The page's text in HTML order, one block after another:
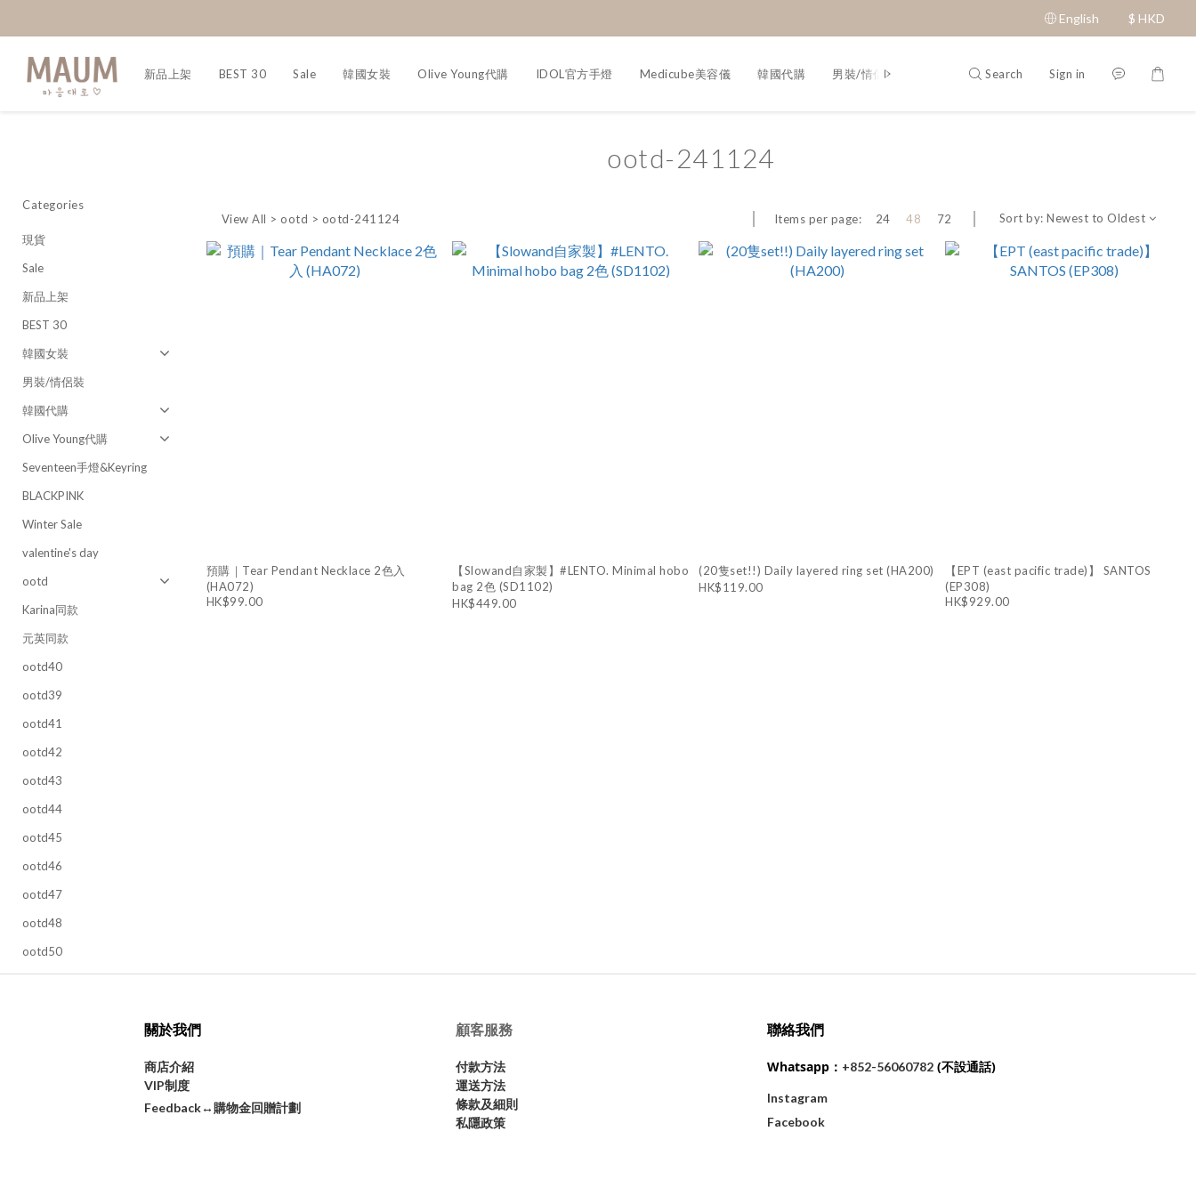
English $ HKD
新品上架 BEST 30 Sale 韓國女裝 Olive Young代購 IDOL官方手燈 Medicube美容儀 韓國代購 男裝/情侶裝 Search Sign in
Categories
現貨
Sale
新品上架
BEST 30
韓國女裝
男裝/情侶裝
韓國代購
Olive Young代購
Seventeen手燈&Keyring
BLACKPINK
Winter Sale
valentine's day
ootd
Karina同款
元英同款
ootd40
ootd39
ootd41
ootd42
ootd43
ootd44
ootd45
ootd46
ootd47
ootd48
ootd50
ootd-241124
View All > ootd > ootd-241124 Items per page: 24 48 72 Sort by: Newest to Oldest
預購｜Tear Pendant Necklace 2色入
(HA072)
HK$99.00
【Slowand自家製】#LENTO. Minimal hobo
bag 2色 (SD1102)
HK$449.00
(20隻set!!) Daily layered ring set (HA200)
HK$119.00
【EPT (east pacific trade)】 SANTOS
(EP308)
HK$929.00
關於我們
商店介紹
VIP制度
Feedback↔購物金回贈計劃
顧客服務
付款方法
運送方法
條款及細則
私隱政策
聯絡我們
Whatsapp： +852-56060782 (不設通話)
Instagram
Facebook